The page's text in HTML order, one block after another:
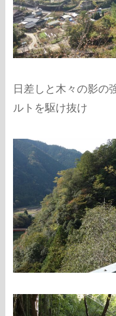
日差しと木々の影の
ルトを駆け抜け